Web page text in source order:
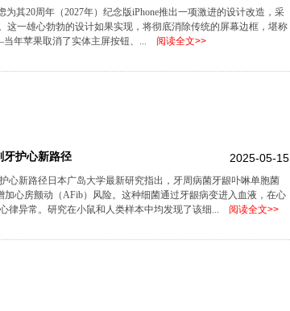
其20周年（2027年）纪念版iPhone推出一项激进的设计改造，采
这一雄心勃勃的设计如果实现，将彻底消除传统的屏幕边框，堪称
年苹果取消了实体主屏按钮、...
阅读全文>>
2025-05-15
牙护心新路径
心新路径日本广岛大学最新研究指出，牙周病菌牙龈卟啉单胞菌
加心房颤动（AFib）风险。这种细菌通过牙龈病变进入血液，在心
律异常。研究在小鼠和人类样本中均发现了该细...
阅读全文>>